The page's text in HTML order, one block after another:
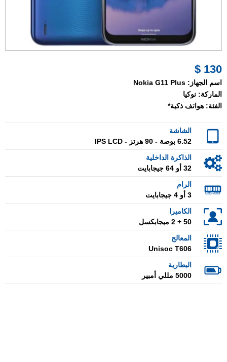
130 $
اسم الجهاز: Nokia G11 Plus
الماركة: نوكيا
الفئة: هواتف ذكية*
الشاشة
6.52 بوصة - 90 هرتز - IPS LCD
الذاكرة الداخلية
32 أو 64 جيجابايت
الرام
3 أو 4 جيجابايت
الكاميرا
50 + 2 ميجابكسل
المعالج
Unisoc T606
البطارية
5000 مللي أمبير